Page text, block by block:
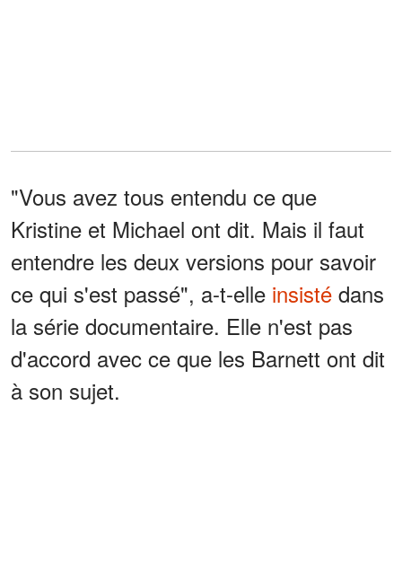
"Vous avez tous entendu ce que
Kristine et Michael ont dit. Mais il faut
entendre les deux versions pour savoir
ce qui s'est passé", a-t-elle insisté dans
la série documentaire. Elle n'est pas
d'accord avec ce que les Barnett ont dit
à son sujet.